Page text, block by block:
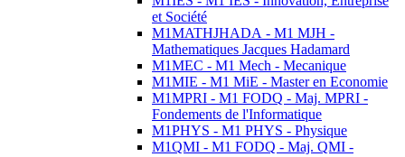
et Société
M1MATHJHADA - M1 MJH -
Mathematiques Jacques Hadamard
M1MEC - M1 Mech - Mecanique
M1MIE - M1 MiE - Master en Economie
M1MPRI - M1 FODQ - Maj. MPRI -
Fondements de l'Informatique
M1PHYS - M1 PHYS - Physique
M1QMI - M1 FODQ - Maj. QMI -